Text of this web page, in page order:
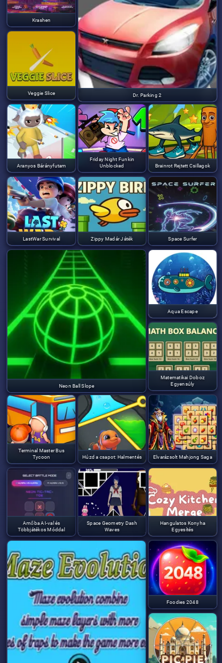
Krashen
Dr. Parking 2
Veggie Slice
Aranyos Bárányfutam
Friday Night Funkin
Unblocked
Brainrot Rejtett Csillagok
LastWar Survival Zippy Madár Játék Space Surfer
Neon Ball Slope
Aqua Escape
Matematikai Doboz
Egyensúly
Terminal Master Bus
Tycoon
Húzd a csapot: Halmentés Elvarázsolt Mahjong Saga
Amőba AI-val és
Többjátékos Móddal
Space Geometry Dash
Waves
Hangulatos Konyha
Egyesítés
Foodies 2048